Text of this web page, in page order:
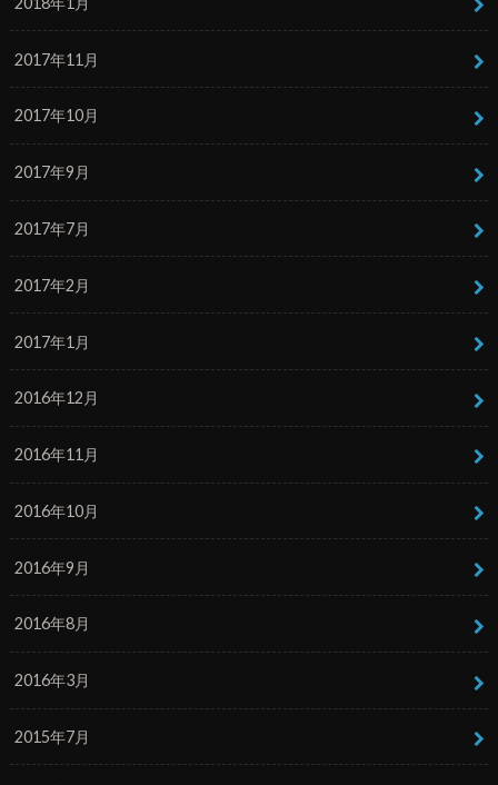
2017年11月
2017年10月
2017年9月
2017年7月
2017年2月
2017年1月
2016年12月
2016年11月
2016年10月
2016年9月
2016年8月
2016年3月
2015年7月